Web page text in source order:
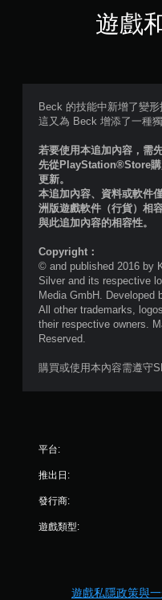
遊戲
Beck 的技能中新增了變
這又為 Beck 增添了一種
若要使用本追加內容，需
先從PlayStation®Store購
更新。
本追加內容、資料或軟件
洲版遊戲軟件（行貨）相
與此追加內容的相容性。
Copyright：
© and published 2016 by
Silver and its respective
Media GmbH.
All other trademarks,
their respective owners.
Reserved.
購買或使用本內容需遵守
平台:
推出日:
發行商:
遊戲類型:
遊戲私隱政策與